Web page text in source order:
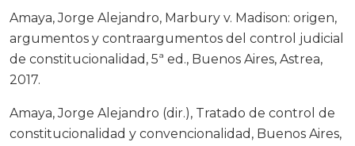
Amaya, Jorge Alejandro, Marbury v. Madison: origen,
argumentos y contraargumentos del control judicial
de constitucionalidad, 5ª ed., Buenos Aires, Astrea,
2017.
Amaya, Jorge Alejandro (dir.), Tratado de control de
constitucionalidad y convencionalidad, Buenos Aires,